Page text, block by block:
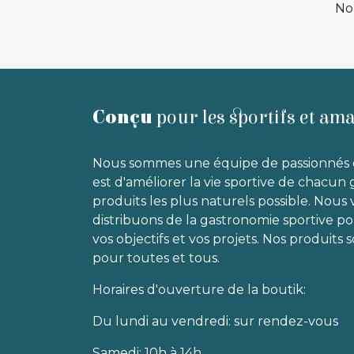
Conçupour les sportifs et
Nous sommes une équipe de
est d'améliorer la vie sportive de chacun
produits les plus naturels possible. Nous
distribuons de la gastronomie sportive
vos objectifs et vos projets. Nos produits
pour toutes et tous.
Horaires d'ouverture de la boutik:
Du lundi au vendredi: sur rendez-vous